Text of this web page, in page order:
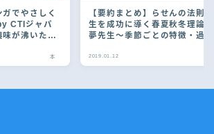
ガでやさしく
CTIジャパ
味が沸いたら
本
【要約まとめ】らせんの法則
生を成功に導く春夏秋冬理論
夢先生〜季節ごとの特徴・過
2019.01.12